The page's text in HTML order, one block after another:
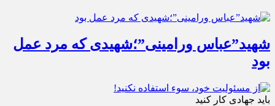
شهید”عباس ورامینی”؛شهیدی که مرد عمل
بود
باید جهادی کار کنید